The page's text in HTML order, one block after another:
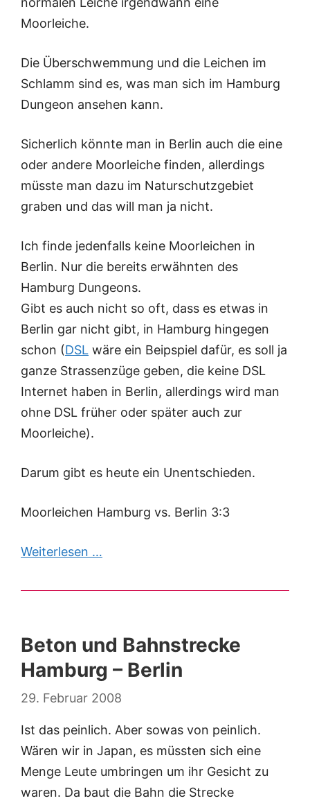
Moorleiche.
Die Überschwemmung und die Leichen im
Schlamm sind es, was man sich im Hamburg
Dungeon ansehen kann.
Sicherlich könnte man in Berlin auch die eine
oder andere Moorleiche finden, allerdings
müsste man dazu im Naturschutzgebiet
graben und das will man ja nicht.
Ich finde jedenfalls keine Moorleichen in
Berlin. Nur die bereits erwähnten des
Hamburg Dungeons.
Gibt es auch nicht so oft, dass es etwas in
Berlin gar nicht gibt, in Hamburg hingegen
schon (DSL wäre ein Beipspiel dafür, es soll ja
ganze Strassenzüge geben, die keine DSL
Internet haben in Berlin, allerdings wird man
ohne DSL früher oder später auch zur
Moorleiche).
Darum gibt es heute ein Unentschieden.
Moorleichen Hamburg vs. Berlin 3:3
Weiterlesen …
Beton und Bahnstrecke
Hamburg – Berlin
29. Februar 2008
Ist das peinlich. Aber sowas von peinlich.
Wären wir in Japan, es müssten sich eine
Menge Leute umbringen um ihr Gesicht zu
waren. Da baut die Bahn die Strecke